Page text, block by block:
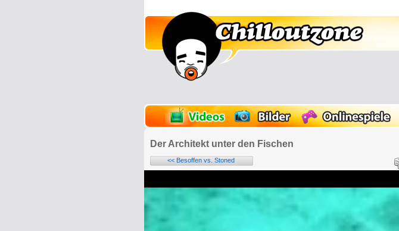
Der Architekt unter den Fischen
<< Besoffen vs. Stoned